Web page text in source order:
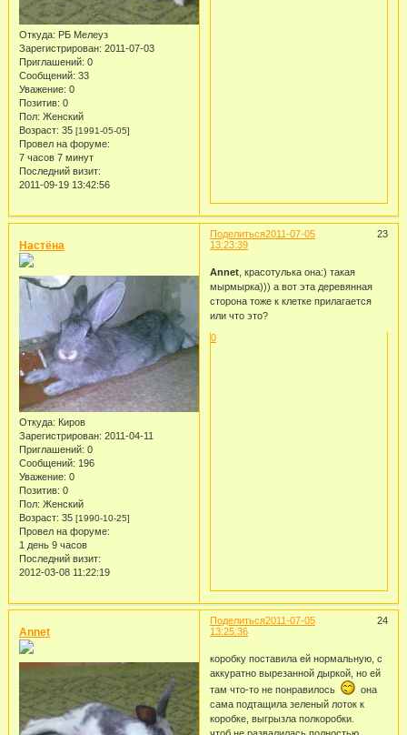
Откуда: РБ Мелеуз
Зарегистрирован: 2011-07-03
Приглашений: 0
Сообщений: 33
Уважение: 0
Позитив: 0
Пол: Женский
Возраст: 35 [1991-05-05]
Провел на форуме:
7 часов 7 минут
Последний визит:
2011-09-19 13:42:56
Поделиться 23
2011-07-05
13:23:39
Настёна
Откуда: Киров
Зарегистрирован: 2011-04-11
Приглашений: 0
Сообщений: 196
Уважение: 0
Позитив: 0
Пол: Женский
Возраст: 35 [1990-10-25]
Провел на форуме:
1 день 9 часов
Последний визит:
2012-03-08 11:22:19
Annet, красотулька она:) такая
мырмырка))) а вот эта деревянная
сторона тоже к клетке прилагается
или что это?
0
Поделиться 24
2011-07-05
13:25:36
Annet
коробку поставила ей нормальную, с
аккуратно вырезанной дыркой, но ей
там что-то не понравилось
она
сама подтащила зеленый лоток к
коробке, выгрызла полкоробки.